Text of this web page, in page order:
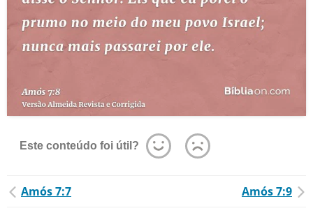
Este conteúdo foi útil?
Amós 7:7 Amós 7:9